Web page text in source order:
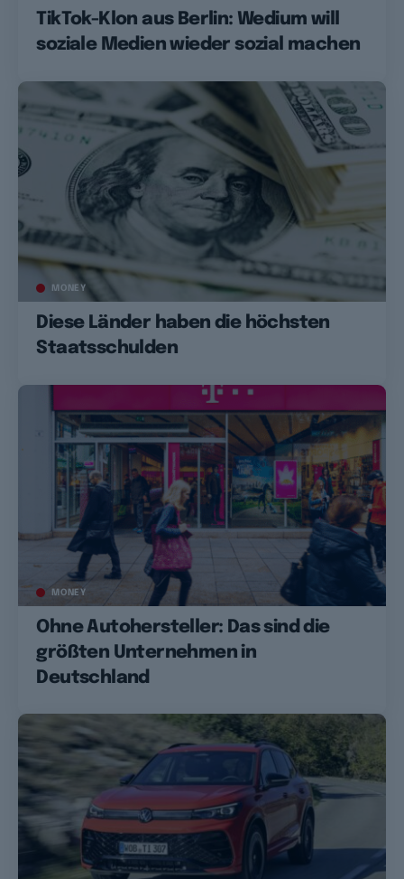
TikTok-Klon aus Berlin: Wedium will
soziale Medien wieder sozial machen
MONEY
Diese Länder haben die höchsten
Staatsschulden
MONEY
Ohne Autohersteller: Das sind die
größten Unternehmen in
Deutschland